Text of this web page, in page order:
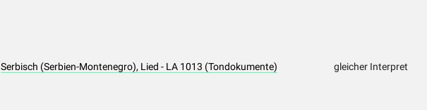
Serbisch (Serbien-Montenegro), Lied - LA 1013 (Tondokumente) gleicher Interpret